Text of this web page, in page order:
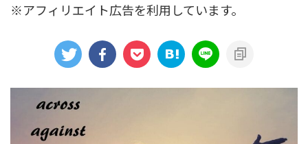
※アフィリエイト広告を利用しています。